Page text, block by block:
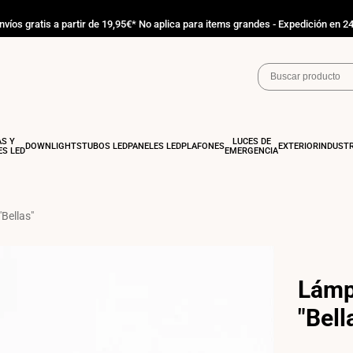
gratis a partir de 19,95€* No aplica para items grandes - Expedición en
Y
LEDDOWNLIGHTSTUBOS LEDPANELES LEDPLAFONES
LUCES DE
EMERGENCIAEXTERIOR